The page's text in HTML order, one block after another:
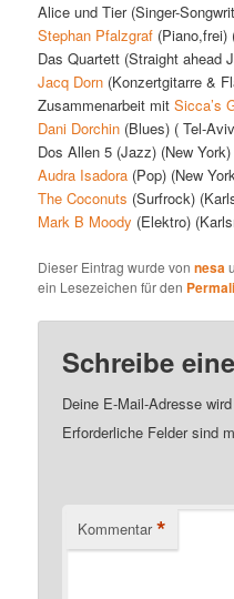
Alice und Tier (Singer-
Stephan Pfalzgraf (Piano,frei)
Das Quartett (Straight ahead
Jacq Dorn (Konzertgitarre &
Zusammenarbeit mitSicca’s
Dani Dorchin (Blues) ( Tel-
Dos Allen 5 (Jazz) (New York)
Audra Isadora (Pop) (New
The Coconuts (Surfrock)
Mark B Moody (Elektro)
Dieser Eintrag wurde vonnesa
ein Lesezeichen für den
Schreibe
Deine E-Mail-Adresse
Erforderliche Felder sind
Kommentar *